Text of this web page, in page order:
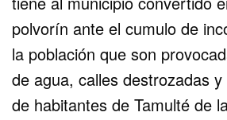
polvorín ante el cumulo de
la población que son
de agua, calles destrozadas
de habitantes de Tamulté de